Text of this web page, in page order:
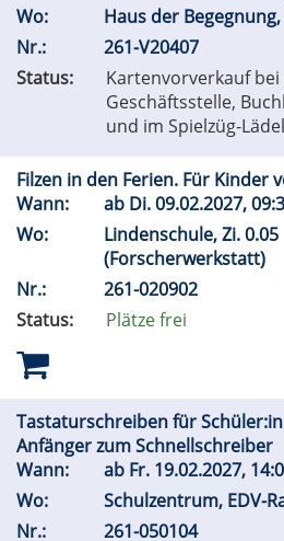
Wo:
Haus der
Nr.:
261-V20407
Status:
Kartenvorverkauf bei
Geschäftsstelle,
und im Spielzüg-
Filzen in den Ferien. Für Kinder
Wann:
ab Di.09.02.2027,
Wo:
Lindenschule, Zi. 0.05
(Forscherwerkstatt)
Nr.:
261-020902
Status:
Plätze frei
Tastaturschreiben für
Anfänger zum Schnellschreiber
Wann:
ab Fr. 19.02.2027,
Wo:
Schulzentrum, EDV-
Nr.:
261-050104